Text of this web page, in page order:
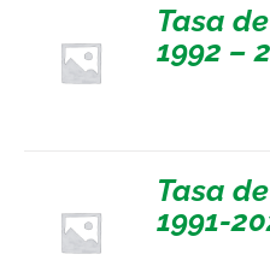
Tasa
1992 –
Tasa
1991-